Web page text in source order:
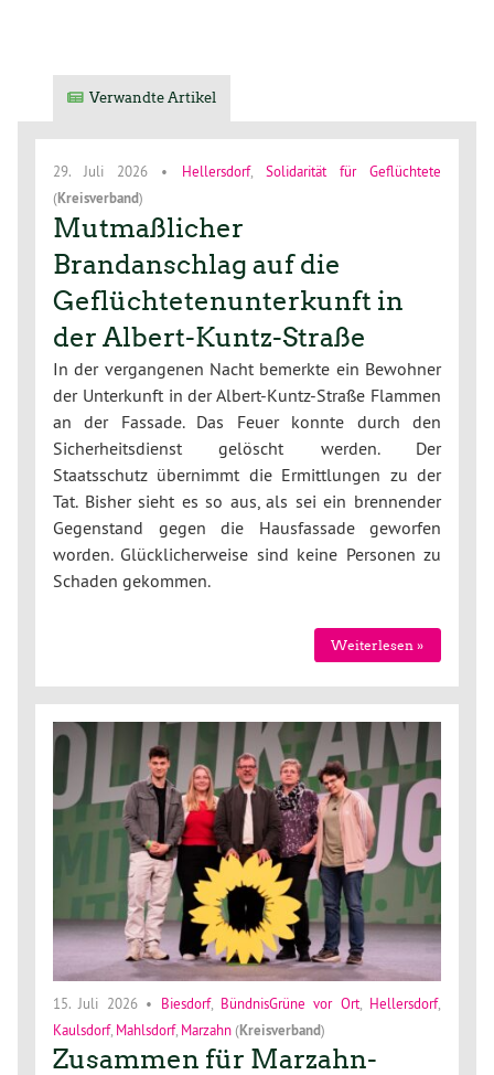
Verwandte Artikel
29. Juli 2026 • Hellersdorf, Solidarität für Geflüchtete
(Kreisverband)
Mutmaßlicher
Brandanschlag auf die
Geflüchtetenunterkunft in
der Albert-Kuntz-Straße
In der vergangenen Nacht bemerkte ein Bewohner
der Unterkunft in der Albert-Kuntz-Straße Flammen
an der Fassade. Das Feuer konnte durch den
Sicherheitsdienst gelöscht werden. Der
Staatsschutz übernimmt die Ermittlungen zu der
Tat. Bisher sieht es so aus, als sei ein brennender
Gegenstand gegen die Hausfassade geworfen
worden. Glücklicherweise sind keine Personen zu
Schaden gekommen.
Weiterlesen »
15. Juli 2026• Biesdorf, BündnisGrüne vor Ort, Hellersdorf,
Kaulsdorf, Mahlsdorf, Marzahn (Kreisverband)
Zusammen für Marzahn-